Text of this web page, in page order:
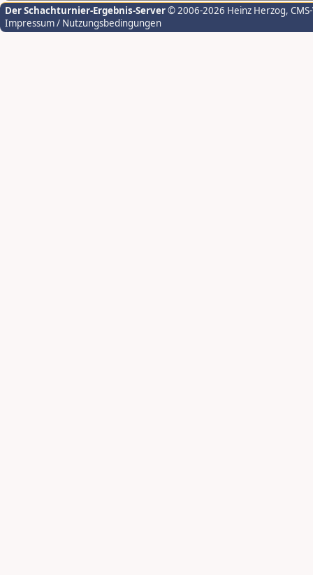
Der Schachturnier-Ergebnis-Server© 2006-2026 Heinz Herzog,
Impressum / Nutzungsbedingungen